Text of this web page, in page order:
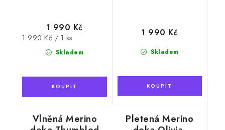
Skladem
1 990 Kč
Měrná
1 990 Kč / 1 ks
Skladem
1 990 Kč
Vlněná Merino
Pletená Merino